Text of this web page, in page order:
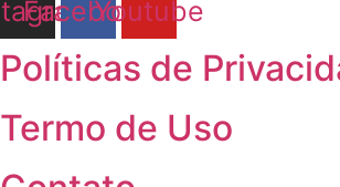
Facebook
Youtube
Políticas de
Termo de Uso